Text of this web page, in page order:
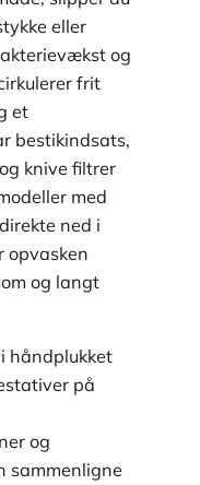
eller
og
frit
et
bestikindsats,
knive filtrer
med
ned i
opvasken
og langt
håndplukket
på
og
sammenligne